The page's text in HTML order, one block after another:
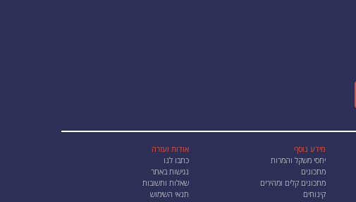
מידע נוסף
יחסי משקל והמרות
מתכונים
מתכונים קלים ומהירים
קינוחים
אודות ועזרה
כתבו לנו
נגישות באתר
שאלות ותשובות
תנאי השימוש